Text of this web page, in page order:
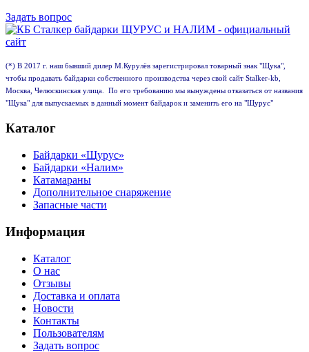
Задать вопрос
(*) В 2017 г. наш бывший дилер М.Курулёв зарегистрировал товарный знак "Щука",
чтобы продавать байдарки собственного производства через свой сайт Stalker-kb,
Москва, Челюскинская улица. По его требованию мы вынуждены отказаться от названия
"Щука" для выпускаемых в данный момент байдарок и заменить его на "Щурус"
Каталог
Байдарки «Щурус»
Байдарки «Налим»
Катамараны
Дополнительное снаряжение
Запасные части
Информация
Каталог
О нас
Отзывы
Доставка и оплата
Новости
Контакты
Пользователям
Задать вопрос